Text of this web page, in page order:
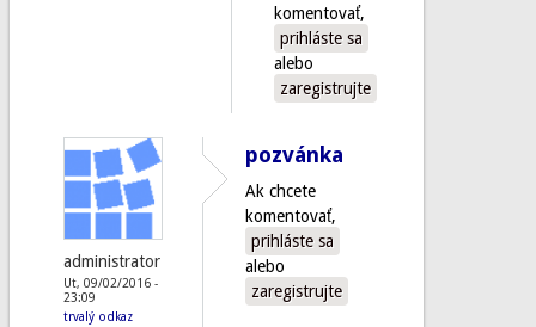
komentovať,
prihláste sa
alebo
zaregistrujte
administrator
Ut, 09/02/2016 -
23:09
trvalý odkaz
pozvánka
Ak chcete
komentovať,
prihláste sa
alebo
zaregistrujte